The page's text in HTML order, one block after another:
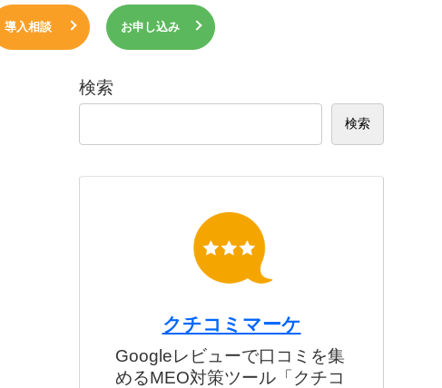
導入相談 お申し込み
検索
検索
クチコミマーケ
Googleレビューで口コミを集
めるMEO対策ツール「クチコ